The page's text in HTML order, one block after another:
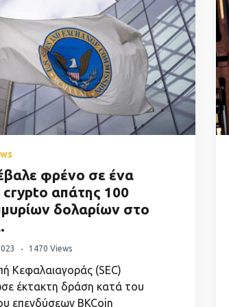
φρένο σε ένα
crypto απάτης 100
δολαρίων στο
1470 Views
Κεφαλαιαγοράς (SEC)
έκτακτη δράση κατά του
επενδύσεων BKCoin